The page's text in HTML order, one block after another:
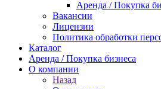
Аренда / Покупка
Вакансии
Лицензии
Политика обработки
Каталог
Аренда / Покупка бизнеса
О компании
Назад